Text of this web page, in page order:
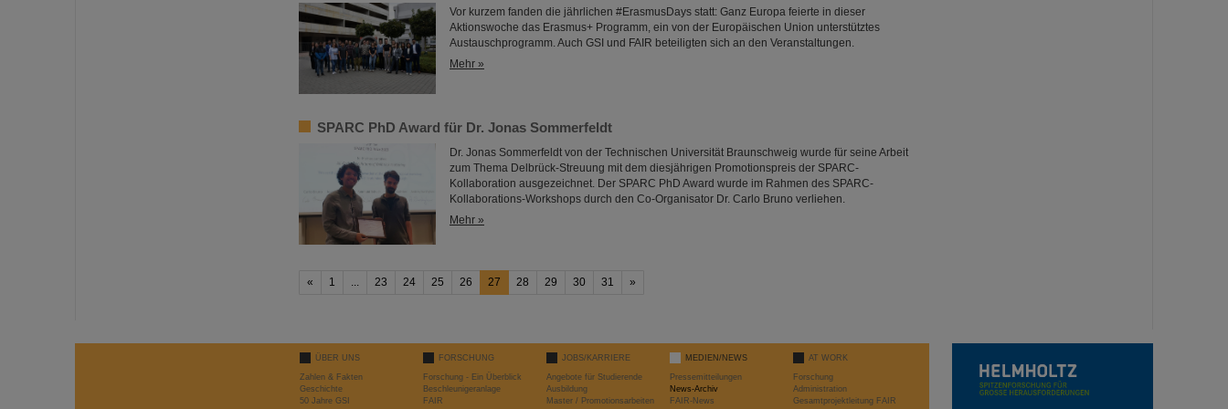
Vor kurzem fanden die jährlichen #ErasmusDays statt: Ganz Europa feierte in dieser
Aktionswoche das Erasmus+ Programm, ein von der Europäischen Union unterstütztes
Austauschprogramm. Auch GSI und FAIR beteiligten sich an den Veranstaltungen.
Mehr »
SPARC PhD Award für Dr. Jonas Sommerfeldt
Dr. Jonas Sommerfeldt von der Technischen Universität Braunschweig wurde für seine Arbeit
zum Thema Delbrück-Streuung mit dem diesjährigen Promotionspreis der SPARC-
Kollaboration ausgezeichnet. Der SPARC PhD Award wurde im Rahmen des SPARC-
Kollaborations-Workshops durch den Co-Organisator Dr. Carlo Bruno verliehen.
Mehr »
« 1 23 24 25 26 27 28 29 30 31 »
ÜBER UNS
Zahlen & Fakten
Geschichte
50 Jahre GSI
FORSCHUNG
Forschung - Ein Überblick
Beschleunigeranlage
FAIR
JOBS/KARRIERE
Angebote für Studierende
Ausbildung
Master / Promotionsarbeiten
MEDIEN/NEWS
Pressemitteilungen
News-Archiv
FAIR-News
AT WORK
Forschung
Administration
Gesamtprojektleitung FAIR